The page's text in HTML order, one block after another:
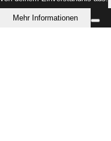
Mehr Informationen